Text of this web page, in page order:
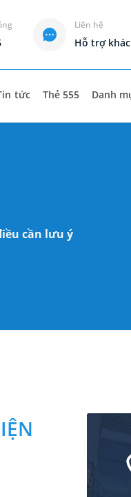
Liên hệ
Hỗ trợ
tức Thẻ 555 Danh
cần lưu ý